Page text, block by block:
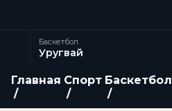
Баскетбол
Уругвай
Главная Спорт Баскетбол